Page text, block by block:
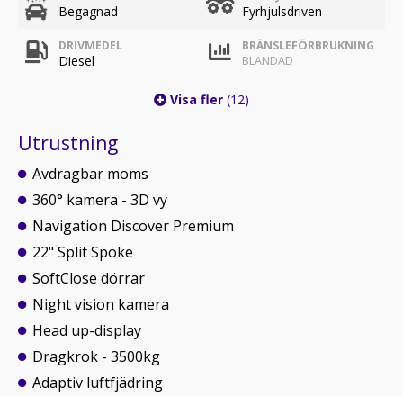
Begagnad Fyrhjulsdriven
DRIVMEDEL
Diesel
BRÄNSLEFÖRBRUKNING
BLANDAD
Visa fler (12)
Utrustning
Avdragbar moms
360° kamera - 3D vy
Navigation Discover Premium
22" Split Spoke
SoftClose dörrar
Night vision kamera
Head up-display
Dragkrok - 3500kg
Adaptiv luftfjädring